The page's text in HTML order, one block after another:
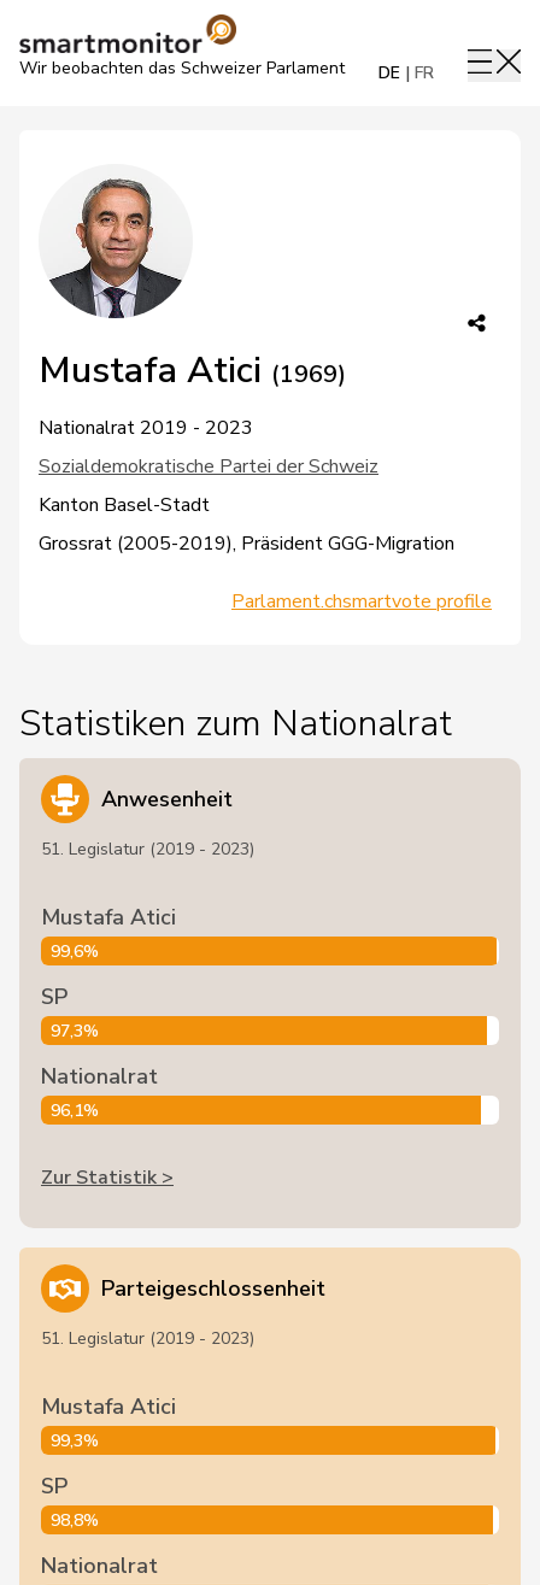
Wir beobachten das Schweizer Parlament DE FR
Mustafa Atici (1969)
Nationalrat 2019 - 2023
Sozialdemokratische Partei der Schweiz
Kanton Basel-Stadt
Grossrat (2005-2019), Präsident GGG-Migration
Parlament.chsmartvote profile
Statistiken zum Nationalrat
Anwesenheit
51. Legislatur (2019 - 2023)
Mustafa Atici
99,6%
SP
97,3%
Nationalrat
96,1%
Zur Statistik >
Parteigeschlossenheit
51. Legislatur (2019 - 2023)
Mustafa Atici
99,3%
SP
98,8%
Nationalrat